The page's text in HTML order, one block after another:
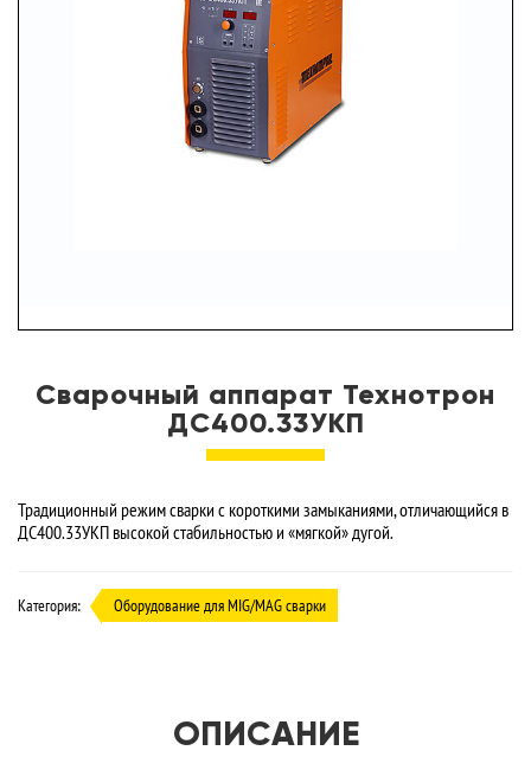
ПАРТНЕРЫ
НОВОСТИ
КОНТАКТЫ
Сварочный аппарат Технотрон
ДC400.33УКП
Традиционный режим сварки с короткими замыканиями, отличающийся в
ДC400.33УКП высокой стабильностью и «мягкой» дугой.
Категория: Оборудование для MIG/MAG сварки
ОПИСАНИЕ